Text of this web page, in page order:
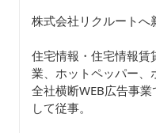
株式会社リクルートへ
住宅情報・住宅情報賃
業、ホットペッパー、
全社横断WEB広告事
して従事。